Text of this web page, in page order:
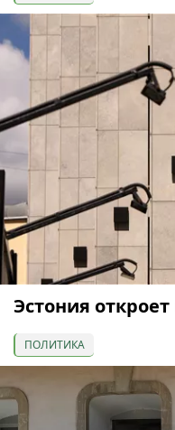
Эстония
ПОЛИТИКА